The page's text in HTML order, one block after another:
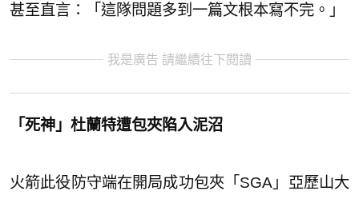
甚至直言：「這隊問題多到一篇文根本寫不完。」
我是廣告 請繼續往下閱讀
「死神」杜蘭特遭包夾陷入泥沼
火箭此役防守端在開局成功包夾「SGA」亞歷山大